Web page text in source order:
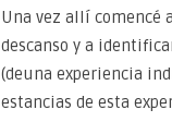
Una vez allí comencé
descanso y a
(deuna experiencia
estancias de esta